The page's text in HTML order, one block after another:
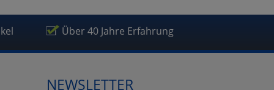
Über 40 Jahre Erfahrung
NEWSLETTER